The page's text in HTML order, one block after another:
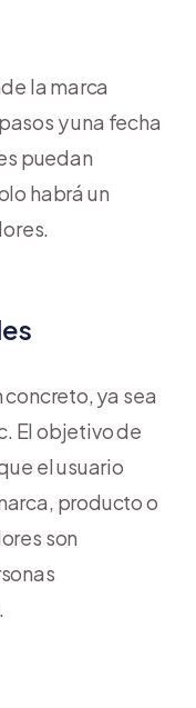
la marca
y una fecha
puedan
habrá un
ya sea
El objetivo de
el usuario
producto o
son